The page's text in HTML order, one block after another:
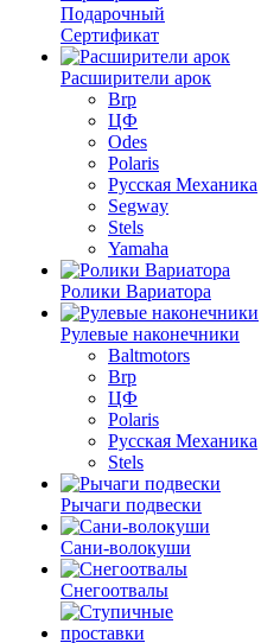
Подарочный
Сертификат
Расширители арок
Brp
ЦФ
Odes
Polaris
Русская Механика
Segway
Stels
Yamaha
Ролики Вариатора
Рулевые наконечники
Baltmotors
Brp
ЦФ
Polaris
Русская Механика
Stels
Рычаги подвески
Сани-волокуши
Снегоотвалы